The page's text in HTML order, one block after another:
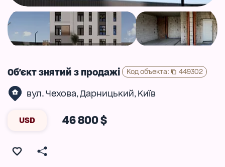
Об'єкт знятий з продажі Код объекта: 449302
вул. Чехова, Дарницький, Київ
USD 46 800 $